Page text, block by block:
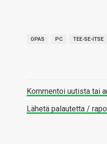
OPAS PC TEE-SE-ITSE
Kommentoi uutista tai
Lähetä palautetta /